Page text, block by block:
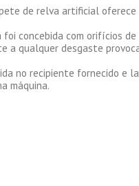
de relva artificial
concebida com orifícios
qualquer desgaste
no recipiente fornecido e
máquina.